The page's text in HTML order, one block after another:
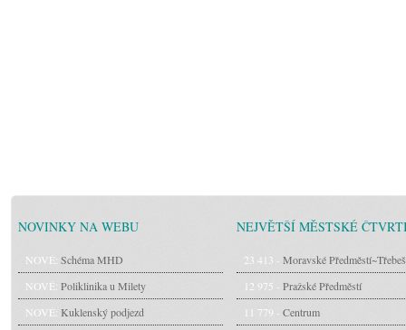
NOVINKY NA WEBU
NOVÉ: Schéma MHD
NOVÉ: Poliklinika u Milety
NOVÉ: Kuklenský podjezd
NEJVĚTŠÍ MĚSTSKÉ
23 413 - Moravské Předměstí~Třebeš
12 975 - Pražské Předměstí
11 779 - Centrum